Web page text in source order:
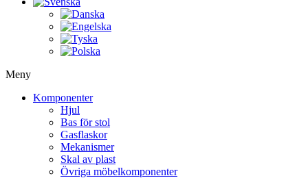
Meny
Komponenter
Hjul
Bas för stol
Gasflaskor
Mekanismer
Skal av plast
Övriga möbelkomponenter